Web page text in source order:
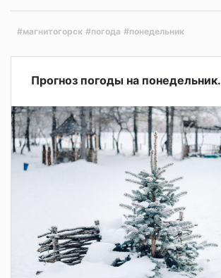
#магнитогорск #погода #понедельник
Прогноз погоды на понедельник.